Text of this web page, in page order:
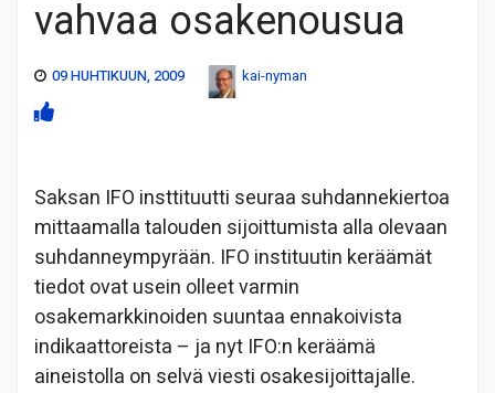
vahvaa osakenousua
09 HUHTIKUUN, 2009 kai-nyman
Saksan IFO insttituutti seuraa suhdannekiertoa
mittaamalla talouden sijoittumista alla olevaan
suhdanneympyrään. IFO instituutin keräämät
tiedot ovat usein olleet varmin
osakemarkkinoiden suuntaa ennakoivista
indikaattoreista – ja nyt IFO:n keräämä
aineistolla on selvä viesti osakesijoittajalle.